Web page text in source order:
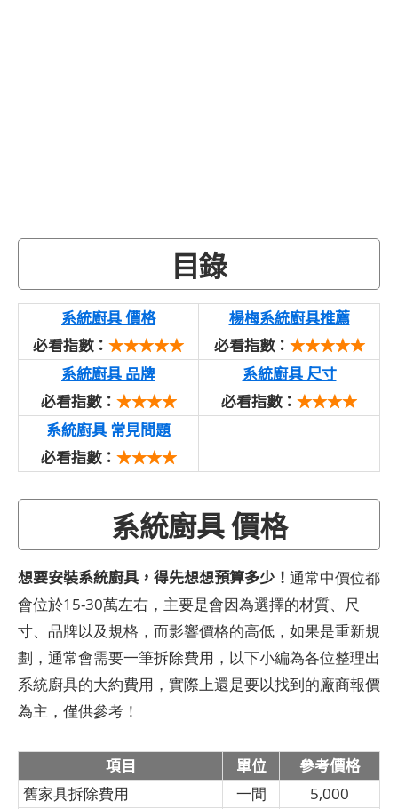
目錄
系統廚具 價格
必看指數： ★★★★★
楊梅系統廚具推薦
必看指數： ★★★★★
系統廚具 品牌
必看指數： ★★★★
系統廚具 尺寸
必看指數： ★★★★
系統廚具 常見問題
必看指數： ★★★★
系統廚具 價格
想要安裝系統廚具，得先想想預算多少！ 通常中價位都
會位於15-30萬左右，主要是會因為選擇的材質、尺
寸、品牌以及規格，而影響價格的高低，如果是重新規
劃，通常會需要一筆拆除費用，以下小編為各位整理出
系統廚具的大約費用，實際上還是要以找到的廠商報價
為主，僅供參考！
項目 單位 參考價格
舊家具拆除費用 一間
5,000